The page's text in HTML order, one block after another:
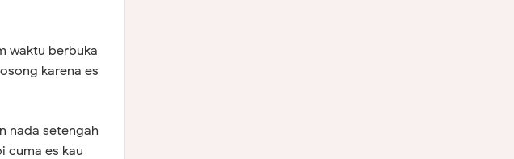
waktu berbuka
karena es
nada setengah
cuma es kau